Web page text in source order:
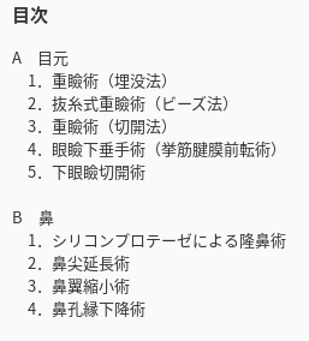
目次
A 目元
1．重瞼術（埋没法）
2．抜糸式重瞼術（ビーズ法）
3．重瞼術（切開法）
4．眼瞼下垂手術（挙筋腱膜前転術）
5．下眼瞼切開術
B 鼻
1．シリコンプロテーゼによる隆鼻術
2．鼻尖延長術
3．鼻翼縮小術
4．鼻孔縁下降術